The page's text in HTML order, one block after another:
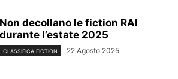
Non decollano le fiction RAI
durante l’estate 2025
CLASSIFICA FICTION 22 Agosto 2025